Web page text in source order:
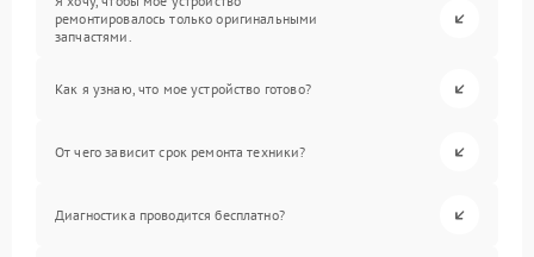
ремонтировалось только оригинальными
запчастями.
Как я узнаю, что мое устройство готово?
От чего зависит срок ремонта техники?
Диагностика проводится бесплатно?